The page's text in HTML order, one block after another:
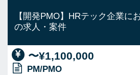
【開発PMO】HRテック企業に
の求人・案件
〜¥1,100,000
PM/PMO